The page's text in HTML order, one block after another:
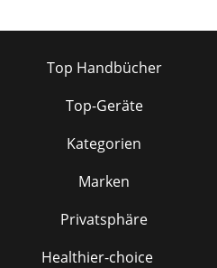
Top Handbücher
Top-Geräte
Kategorien
Marken
Privatsphäre
Healthier-choice